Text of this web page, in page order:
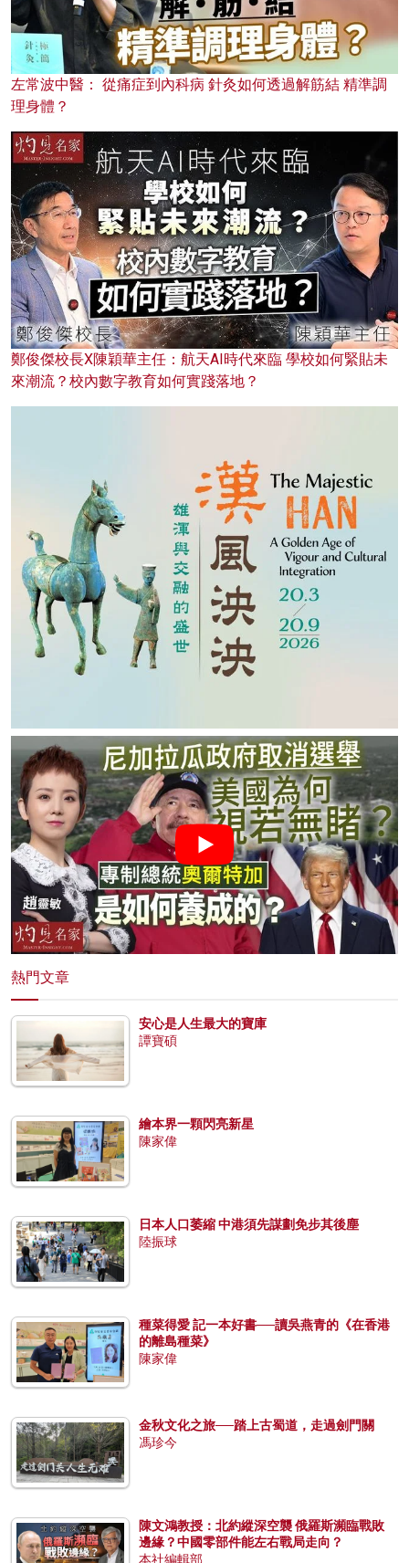
左常波中醫： 從痛症到內科病 針灸如何透過解筋結 精準調
理身體？
鄭俊傑校長X陳穎華主任：航天AI時代來臨 學校如何緊貼未
來潮流？校內數字教育如何實踐落地？
熱門文章
安心是人生最大的寶庫
譚寶碩
繪本界一顆閃亮新星
陳家偉
日本人口萎縮 中港須先謀劃免步其後塵
陸振球
種菜得愛 記一本好書──讀吳燕青的《在香港
的離島種菜》
陳家偉
金秋文化之旅──踏上古蜀道，走過劍門關
馮珍今
陳文鴻教授：北約縱深空襲 俄羅斯瀕臨戰敗
邊緣？中國零部件能左右戰局走向？
本社編輯部